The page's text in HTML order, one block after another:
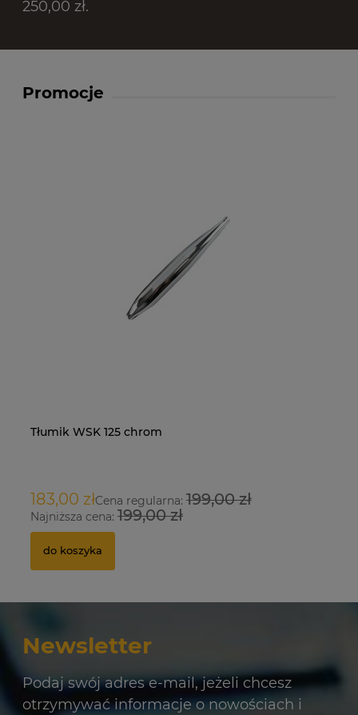
250,00 zł.
Promocje
Tłumik WSK 125 chrom
183,00 złCena regularna: 199,00 zł
Najniższa cena: 199,00 zł
do koszyka
Newsletter
Podaj swój adres e-mail, jeżeli chcesz
otrzymywać informacje o nowościach i